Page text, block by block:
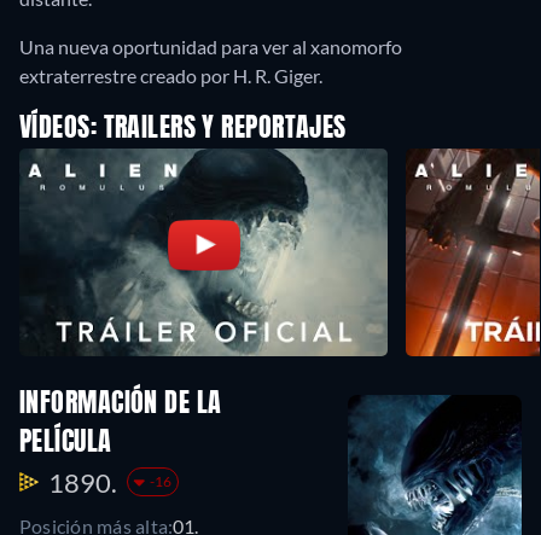
Una nueva oportunidad para ver al xanomorfo
extraterrestre creado por H. R. Giger.
VÍDEOS: TRAILERS Y REPORTAJES
INFORMACIÓN DE LA
PELÍCULA
1890. -16
Posición más alta:01.